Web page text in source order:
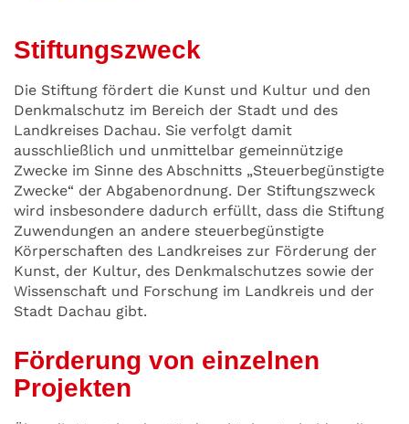
Stiftungszweck
Die Stiftung fördert die Kunst und Kultur und den
Denkmalschutz im Bereich der Stadt und des
Landkreises Dachau. Sie verfolgt damit
ausschließlich und unmittelbar gemeinnützige
Zwecke im Sinne des Abschnitts „Steuerbegünstigte
Zwecke“ der Abgabenordnung. Der Stiftungszweck
wird insbesondere dadurch erfüllt, dass die Stiftung
Zuwendungen an andere steuerbegünstigte
Körperschaften des Landkreises zur Förderung der
Kunst, der Kultur, des Denkmalschutzes sowie der
Wissenschaft und Forschung im Landkreis und der
Stadt Dachau gibt.
Förderung von einzelnen
Projekten